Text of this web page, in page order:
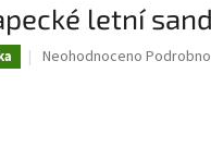
letní
Průměrné
Neohodnoceno